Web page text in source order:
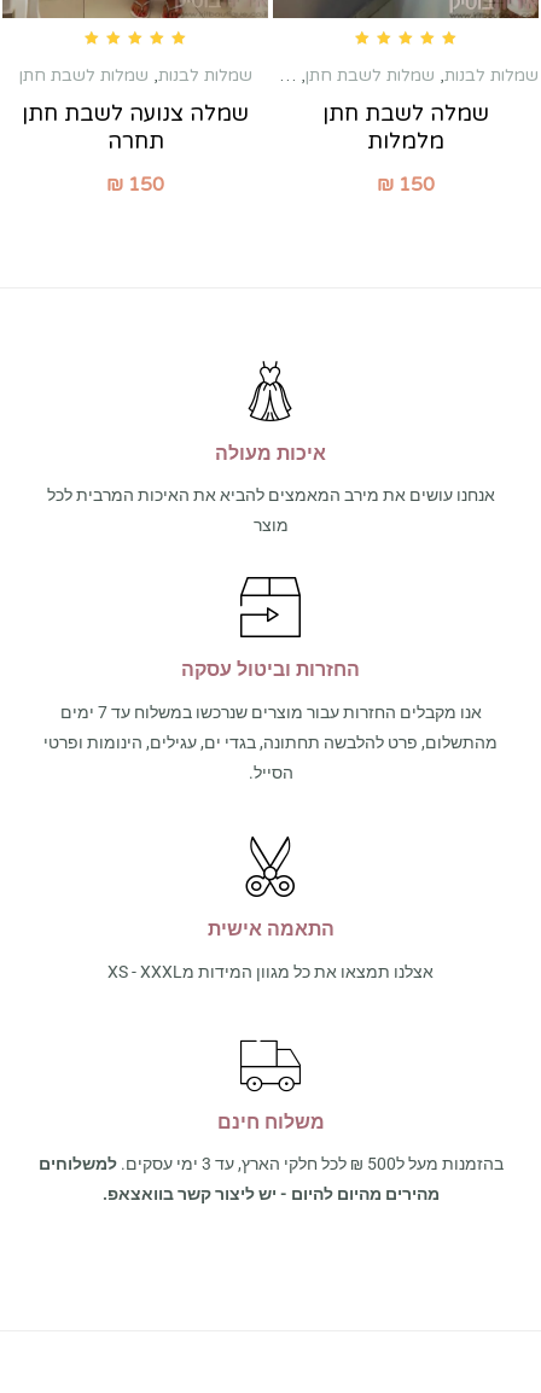
שמלות לבנות, שמלות לשבת חתן, שמלות מקסי
שמלה לשבת חתן
מלמלות
₪ 150
שמלות לבנות, שמלות לשבת חתן
שמלה צנועה לשבת חתן
תחרה
₪ 150
איכות מעולה
אנחנו עושים את מירב המאמצים להביא את האיכות המרבית לכל
מוצר
החזרות וביטול עסקה
אנו מקבלים החזרות עבור מוצרים שנרכשו במשלוח עד 7 ימים
מהתשלום, פרט להלבשה תחתונה, בגדי ים, עגילים, הינומות ופרטי
הסייל.
התאמה אישית
אצלנו תמצאו את כל מגוון המידות מXS - XXXL
משלוח חינם
בהזמנות מעל ל500 ₪ לכל חלקי הארץ, עד 3 ימי עסקים.
למשלוחים
מהירים מהיום להיום - יש ליצור קשר בוואצאפ.